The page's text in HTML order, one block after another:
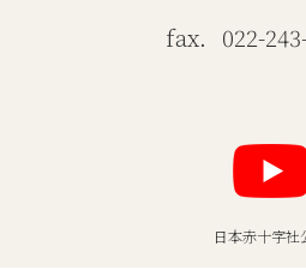
fax．022-
日本赤十字社